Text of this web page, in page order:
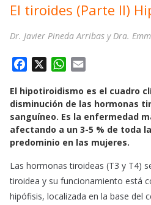
El tiroides (Parte II)
Dr. Javier Pineda Arribas y Dra.
c
e
b
o
k
W
a
t
s
A
p
a
i
l
El hipotiroidismo es el cuadro
disminución de las hormonas
sanguíneo. Es la enfermedad
afectando a un 3-5 % de toda
predominio en las mujeres.
Las hormonas tiroideas (T3 y T4)
tiroidea y su funcionamiento está
hipófisis, localizada en la base del